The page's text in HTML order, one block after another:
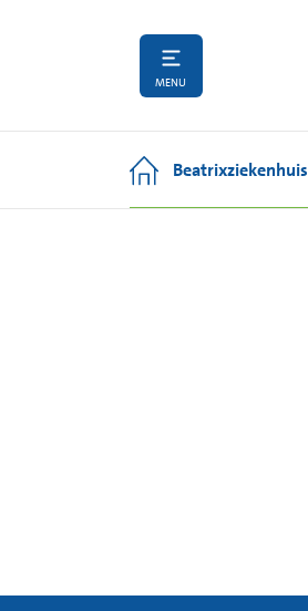
MENU
Beatrixziekenhuis